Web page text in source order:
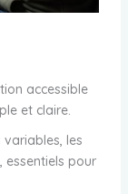
accessible
et claire.
les
essentiels pour